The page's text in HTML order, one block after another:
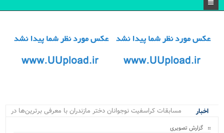
اخبار
مسابقات کراسفیت نوجوانان دختر مازندران با معرفی برترین‌ها در
گزارش تصویری